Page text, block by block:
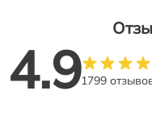
4.91799